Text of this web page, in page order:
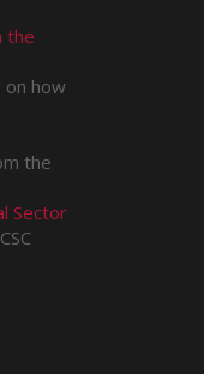
the
on how
the
Sector